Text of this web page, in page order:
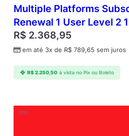
Multiple Platforms
Renewal 1 User Level 2
R$ 2.368,95
em até 3x de R$ 789,65 sem juros
R$2.250,50 à vista no Pix ou Boleto